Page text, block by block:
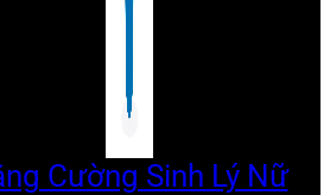
Cường Sinh Lý Nữ